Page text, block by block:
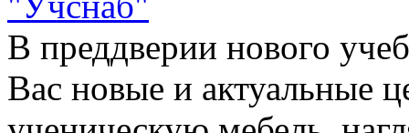
В преддверии нового
Вас новые и актуальные